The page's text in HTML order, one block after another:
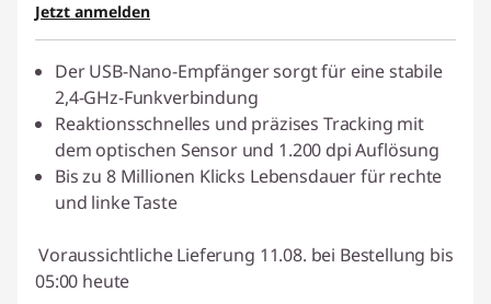
Jetzt anmelden
Der USB-Nano-Empfänger sorgt für eine stabile
2,4-GHz-Funkverbindung
Reaktionsschnelles und präzises Tracking mit
dem optischen Sensor und 1.200 dpi Auflösung
Bis zu 8 Millionen Klicks Lebensdauer für rechte
und linke Taste
Voraussichtliche Lieferung 11.08. bei Bestellung bis
05:00 heute